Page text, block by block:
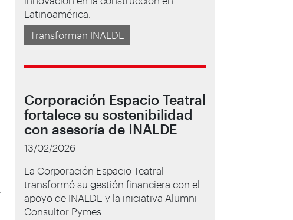
Latinoamérica.
Transforman INALDE
Corporación Espacio Teatral
fortalece su sostenibilidad
con asesoría de INALDE
13/02/2026
La Corporación Espacio Teatral
transformó su gestión financiera con el
apoyo de INALDE y la iniciativa Alumni
Consultor Pymes.